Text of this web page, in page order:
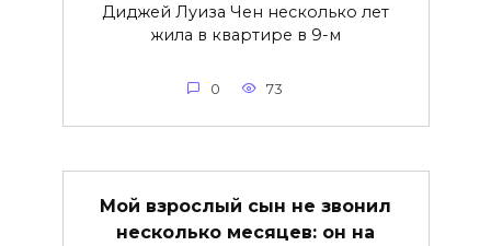
Диджей Луиза Чен несколько лет
жила в квартире в 9-м
0 73
Мой взрослый сын не звонил
несколько месяцев: он на